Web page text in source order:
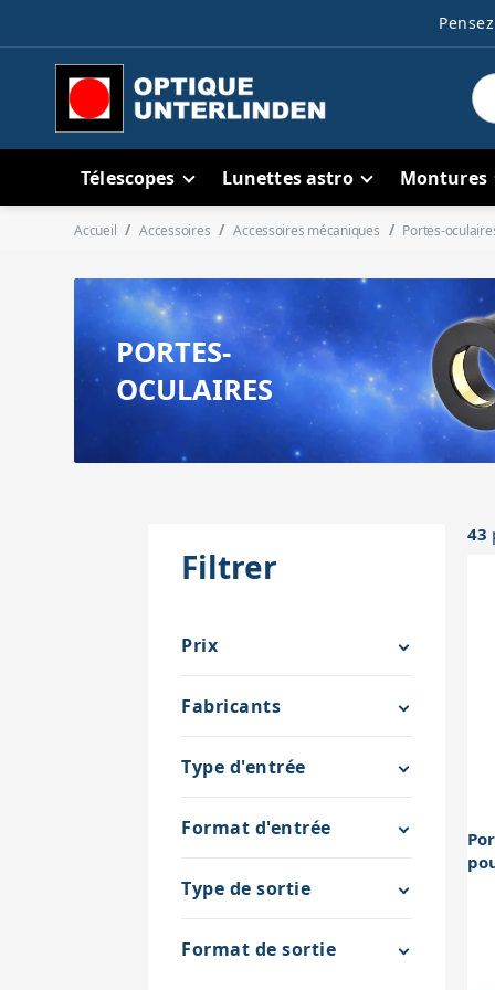
Télescopes Lunettes astro Montures
Accueil Accessoires Accessoires mécaniques Portes-
PORTES-
OCULAIRES
Filtrer
Prix
Fabricants
Type d'entrée
Format d'entrée
Type de sortie
Format de sortie
43